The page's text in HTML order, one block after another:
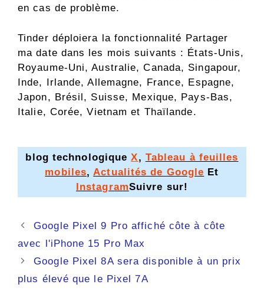
en cas de problème.
Tinder déploiera la fonctionnalité Partager
ma date dans les mois suivants : États-Unis,
Royaume-Uni, Australie, Canada, Singapour,
Inde, Irlande, Allemagne, France, Espagne,
Japon, Brésil, Suisse, Mexique, Pays-Bas,
Italie, Corée, Vietnam et Thaïlande.
blog technologiqueX, Tableau à feuilles
mobiles, Actualités de Google Et
InstagramSuivre sur!
Navigation
Google Pixel 9 Pro affiché côte à côte
avec l'iPhone 15 Pro Max
Google Pixel 8A sera disponible à un prix
plus élevé que le Pixel 7A